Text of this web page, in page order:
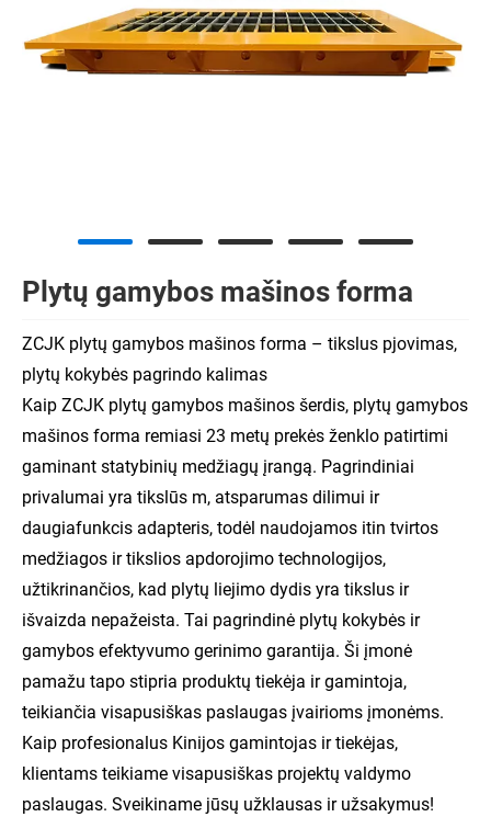
Plytų gamybos mašinos forma
ZCJK plytų gamybos mašinos forma – tikslus pjovimas,
plytų kokybės pagrindo kalimas
Kaip ZCJK plytų gamybos mašinos šerdis, plytų gamybos
mašinos forma remiasi 23 metų prekės ženklo patirtimi
gaminant statybinių medžiagų įrangą. Pagrindiniai
privalumai yra tikslūs m, atsparumas dilimui ir
daugiafunkcis adapteris, todėl naudojamos itin tvirtos
medžiagos ir tikslios apdorojimo technologijos,
užtikrinančios, kad plytų liejimo dydis yra tikslus ir
išvaizda nepažeista. Tai pagrindinė plytų kokybės ir
gamybos efektyvumo gerinimo garantija. Ši įmonė
pamažu tapo stipria produktų tiekėja ir gamintoja,
teikiančia visapusiškas paslaugas įvairioms įmonėms.
Kaip profesionalus Kinijos gamintojas ir tiekėjas,
klientams teikiame visapusiškas projektų valdymo
paslaugas. Sveikiname jūsų užklausas ir užsakymus!